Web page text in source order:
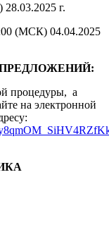
г.
(МСК) 04.04.2025
процедуры, а
на электронной